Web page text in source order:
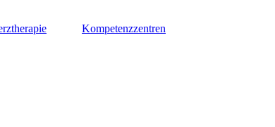
Kompetenzzentren